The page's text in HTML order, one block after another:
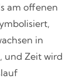
am offenen
in
und Zeit wird